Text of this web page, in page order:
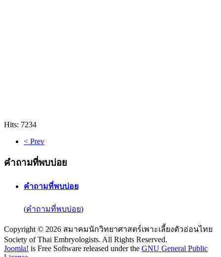
Hits: 7234
< Prev
คำถามที่พบบ่อย
คำถามที่พบบ่อย
(คำถามที่พบบ่อย)
Copyright © 2026 สมาคมนักวิทยาศาสตร์เพาะเลี้ยงตัวอ่อนไทย
Society of Thai Embryologists. All Rights Reserved.
Joomla! is Free Software released under the GNU General Public